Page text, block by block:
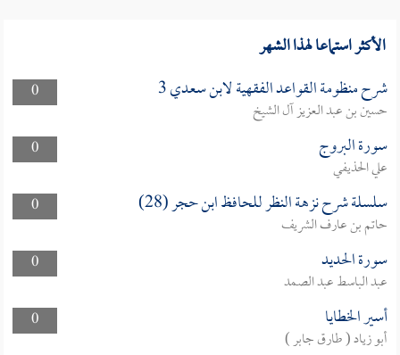
الأكثر استماعا لهذا الشهر
0 شرح منظومة القواعد الفقهية لابن سعدي 3
حسين بن عبد العزيز آل الشيخ
0
سورة البروج
علي الحذيفي
0
سلسلة شرح نزهة النظر للحافظ ابن حجر (28)
حاتم بن عارف الشريف
0
سورة الحديد
عبد الباسط عبد الصمد
0
أسير الخطايا
أبو زياد ( طارق جابر )